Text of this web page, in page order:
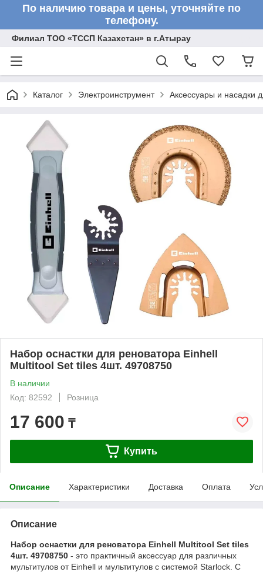
По наличию товара и цены, уточняйте по
телефону.
Филиал ТОО «ТССП Казахстан» в г.Атырау
Каталог Электроинструмент Аксессуары и насадки
Набор оснастки для реноватора Einhell
Multitool Set tiles 4шт. 49708750
В наличии
Код: 82592
Розница
17 600 ₸
Купить
Описание Характеристики Доставка Оплата
Описание
Набор оснастки для реноватора Einhell Multitool Set tiles
4шт. 49708750 - это практичный аксессуар для различных
мультитулов от Einhell и мультитулов с системой Starlock. С